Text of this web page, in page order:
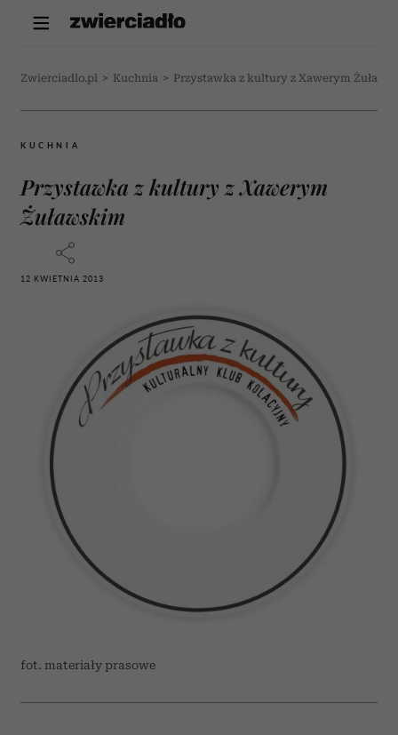
Zwierciadlo.pl > Kuchnia > Przystawka z kultury z Xawerym
KUCHNIA
Przystawka z kultury z Xawerym
Żuławskim
12 KWIETNIA 2013
fot. materiały prasowe